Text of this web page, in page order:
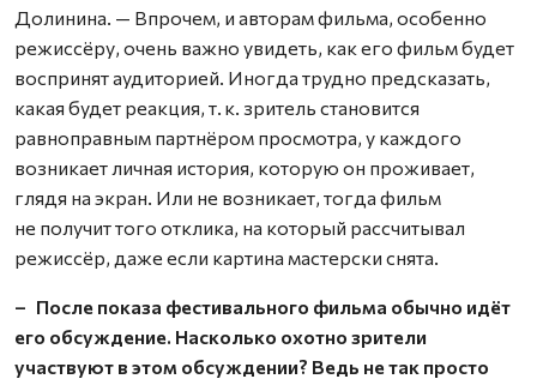
Долинина. — Впрочем, и авторам фильма, особенно
режиссёру, очень важно увидеть, как его фильм будет
воспринят аудиторией. Иногда трудно предсказать,
какая будет реакция, т. к. зритель становится
равноправным партнёром просмотра, у каждого
возникает личная история, которую он проживает,
глядя на экран. Или не возникает, тогда фильм
не получит того отклика, на который рассчитывал
режиссёр, даже если картина мастерски снята.
– После показа фестивального фильма обычно идёт
его обсуждение. Насколько охотно зрители
участвуют в этом обсуждении? Ведь не так просто